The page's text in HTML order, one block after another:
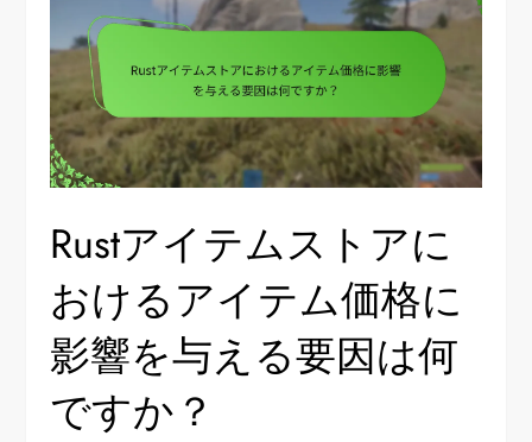
Rustアイテムストアに
おけるアイテム価格に
影響を与える要因は何
ですか？